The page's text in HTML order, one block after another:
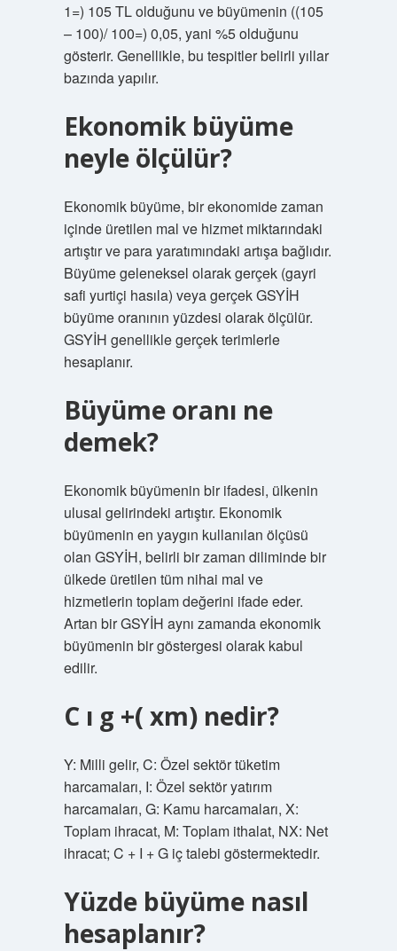
1=) 105 TL olduğunu ve büyümenin ((105
– 100)/ 100=) 0,05, yani %5 olduğunu
gösterir. Genellikle, bu tespitler belirli yıllar
bazında yapılır.
Ekonomik büyüme
neyle ölçülür?
Ekonomik büyüme, bir ekonomide zaman
içinde üretilen mal ve hizmet miktarındaki
artıştır ve para yaratımındaki artışa bağlıdır.
Büyüme geleneksel olarak gerçek (gayri
safi yurtiçi hasıla) veya gerçek GSYİH
büyüme oranının yüzdesi olarak ölçülür.
GSYİH genellikle gerçek terimlerle
hesaplanır.
Büyüme oranı ne
demek?
Ekonomik büyümenin bir ifadesi, ülkenin
ulusal gelirindeki artıştır. Ekonomik
büyümenin en yaygın kullanılan ölçüsü
olan GSYİH, belirli bir zaman diliminde bir
ülkede üretilen tüm nihai mal ve
hizmetlerin toplam değerini ifade eder.
Artan bir GSYİH aynı zamanda ekonomik
büyümenin bir göstergesi olarak kabul
edilir.
C ı g +( xm) nedir?
Y: Milli gelir, C: Özel sektör tüketim
harcamaları, I: Özel sektör yatırım
harcamaları, G: Kamu harcamaları, X:
Toplam ihracat, M: Toplam ithalat, NX: Net
ihracat; C + I + G iç talebi göstermektedir.
Yüzde büyüme nasıl
hesaplanır?